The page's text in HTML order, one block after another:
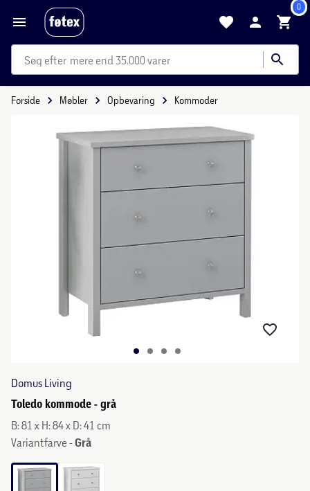
0
mere end 35.000 varer
Forside Møbler Opbevaring Kommoder
Domus Living
Toledo kommode - grå
B: 81 x H: 84 x D: 41 cm
Variantfarve -Grå